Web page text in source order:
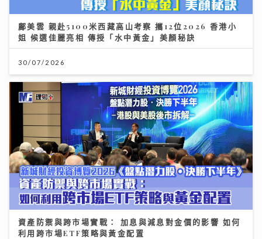
鄺美雲 親赴5100米西藏高山考察 攜12位2026 香港小
姐 候選佳麗亮相 傳授「水中黃金」美顏秘訣
30/07/2026
資產防禦與跨市場實戰： 加息與減息對金價的影響 如何
利用跨市場ETF策略與黃金配置